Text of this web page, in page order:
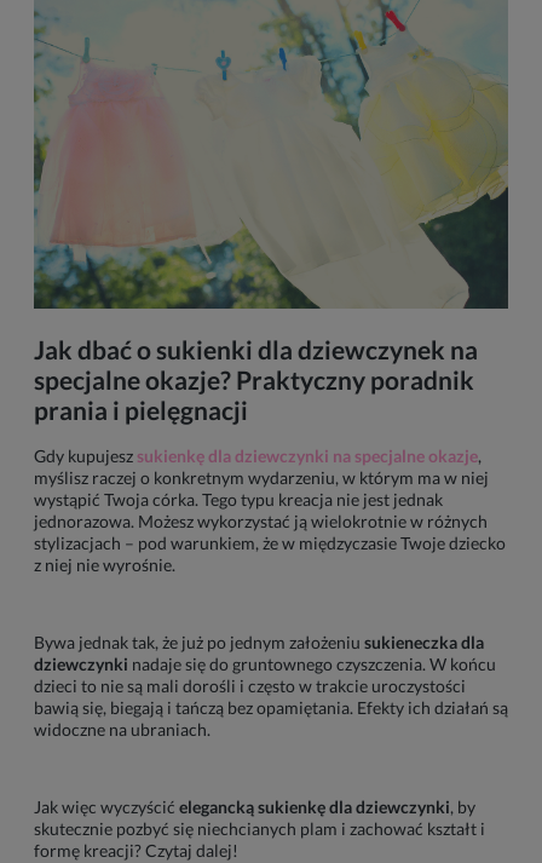
Jak dbać o sukienki dla dziewczynek na
specjalne okazje? Praktyczny poradnik
prania i pielęgnacji
Gdy kupujesz sukienkę dla dziewczynki na specjalne okazje,
myślisz raczej o konkretnym wydarzeniu, w którym ma w niej
wystąpić Twoja córka. Tego typu kreacja nie jest jednak
jednorazowa. Możesz wykorzystać ją wielokrotnie w różnych
stylizacjach – pod warunkiem, że w międzyczasie Twoje dziecko
z niej nie wyrośnie.
Bywa jednak tak, że już po jednym założeniu sukieneczka dla
dziewczynki nadaje się do gruntownego czyszczenia. W końcu
dzieci to nie są mali dorośli i często w trakcie uroczystości
bawią się, biegają i tańczą bez opamiętania. Efekty ich działań są
widoczne na ubraniach.
Jak więc wyczyścić elegancką sukienkę dla dziewczynki, by
skutecznie pozbyć się niechcianych plam i zachować kształt i
formę kreacji? Czytaj dalej!